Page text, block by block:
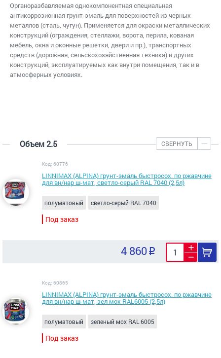
Органоразбавляемая однокомпонентная специальная
антикоррозионная грунт-эмаль для поверхностей из черных
металлов (сталь, чугун). Применяется для окраски металлических
конструкций (ограждения, стеллажи, ворота, перила, кованая
мебель, окна и оконные решетки, двери и пр.), транспортных
средств (дорожная, сельскохозяйственная техника) и других
конструкций, эксплуатируемых как внутри помещения, так и в
атмосферных условиях.
Объем 2.5 СВЕРНУТЬ
Код: 60776
LINNIMAX (ALPINA) грунт-эмаль быстросох. по ржавчине
для вн/нар ш-мат, светло-серый RAL 7040 (2,5л)
полуматовый светло-серый RAL 7040
Под заказ
4 860
Код: 60865
LINNIMAX (ALPINA) грунт-эмаль быстросох. по ржавчине
для вн/нар ш-мат, зел мох RAL6005 (2,5л)
полуматовый зеленый мох RAL 6005
Под заказ